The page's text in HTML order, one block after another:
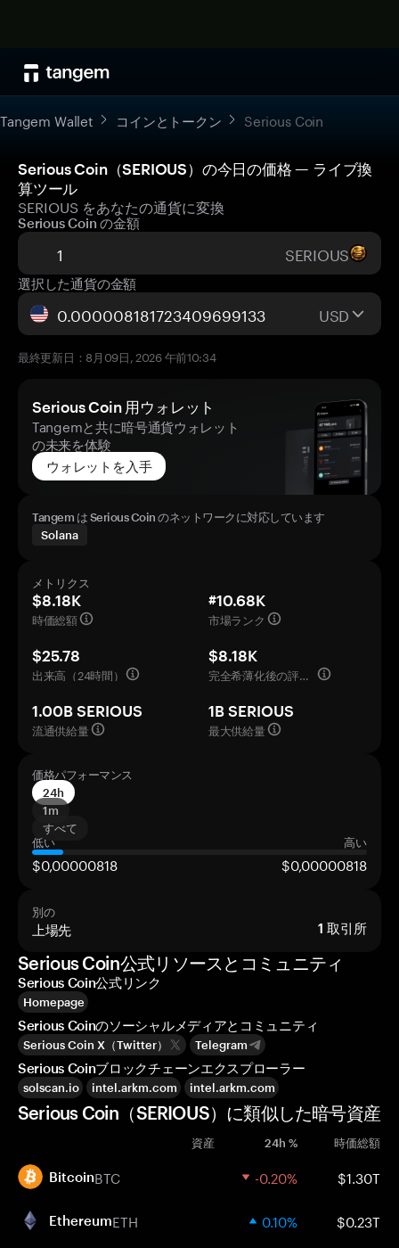
Tangem Wallet コインとトークン Serious Coin
Serious Coin（SERIOUS）の今日の価格 — ライブ換
算ツール
SERIOUS をあなたの通貨に変換
Serious Coin の金額
SERIOUS
選択した通貨の金額
USD
最終更新日：8月09日, 2026 午前10:34
Serious Coin 用ウォレット
Tangemと共に暗号通貨ウォレット
の未来を体験
ウォレットを入手
Tangem は Serious Coin のネットワークに対応しています
Solana
メトリクス
$8.18K
時価総額
#10.68K
市場ランク
$25.78
出来高（24時間）
$8.18K
完全希薄化後の評価額
1.00B SERIOUS
流通供給量
1B SERIOUS
最大供給量
価格パフォーマンス
24h
1m
すべて
低い
高い
$0,00000818 $0,00000818
別の
上場先 1 取引所
Serious Coin公式リソースとコミュニティ
Serious Coin公式リンク
Homepage
Serious Coinのソーシャルメディアとコミュニティ
Serious Coin X（Twitter） Telegram
Serious Coinブロックチェーンエクスプローラー
solscan.io intel.arkm.com intel.arkm.com
Serious Coin（SERIOUS）に類似した暗号資産
資産 24h % 時価総額
BitcoinBTC -0.20% $1.30T
EthereumETH 0.10% $0.23T